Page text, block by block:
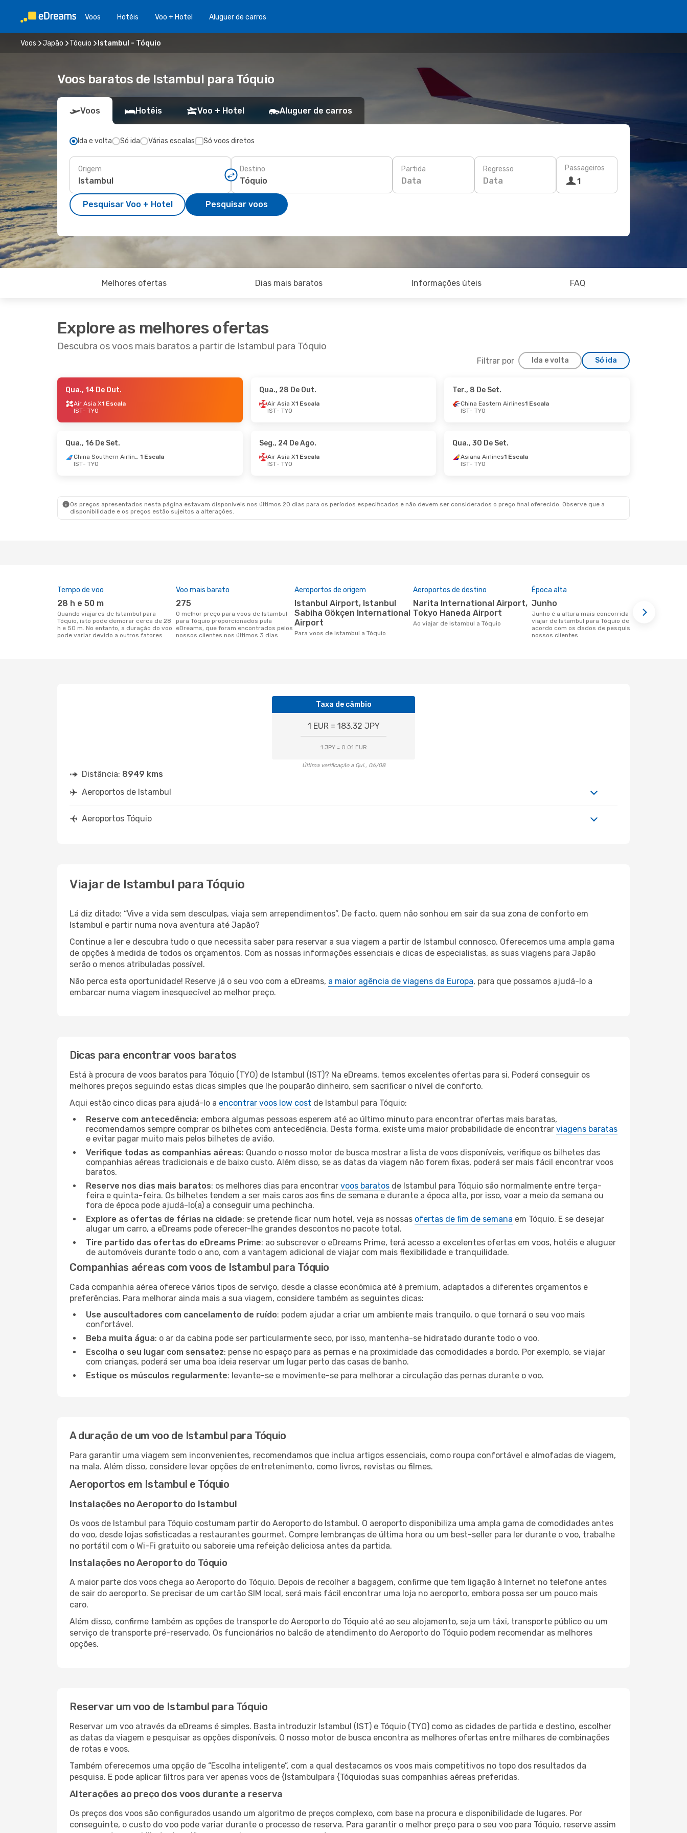
Voos Hotéis Voo + Hotel Aluguer de carros
Voos Japão Tóquio Istambul - Tóquio
Voos baratos de Istambul para Tóquio
Voos Hotéis Voo + Hotel Aluguer de carros
Ida e volta Só ida Várias escalas Só voos diretos
Origem Destino Partida
Data
Regresso
Data
Passageiros
1
Pesquisar Voo + Hotel Pesquisar voos
Melhores ofertas Dias mais baratos Informações úteis FAQ
Explore as melhores ofertas
Descubra os voos mais baratos a partir de Istambul para Tóquio
Filtrar por Ida e volta Só ida
- Ter., 8 De Set.
1 Escala
- Sáb., 24 De Out.
Thai Airways International 1 Escala
Qua., 14 De Out.
Air Asia X1 Escala
IST- TYO
Qua., 28 De Out.
Air Asia X1 Escala
IST- TYO
Ter., 8 De Set.
China Eastern Airlines1 Escala
IST- TYO
Qua., 16 De Set.
China Southern Airlines 1 Escala
IST- TYO
Seg., 24 De Ago.
Air Asia X1 Escala
IST- TYO
Qua., 30 De Set.
Asiana Airlines1 Escala
IST- TYO
Os preços apresentados nesta página estavam disponíveis nos últimos 20 dias para os períodos especificados e não devem ser considerados o preço final oferecido. Observe que a
disponibilidade e os preços estão sujeitos a alterações.
Tempo de voo
28 h e 50 m
Quando viajares de Istambul para
Tóquio, isto pode demorar cerca de 28
h e 50 m. No entanto, a duração do voo
pode variar devido a outros fatores
Voo mais barato
275
O melhor preço para voos de Istambul
para Tóquio proporcionados pela
eDreams, que foram encontrados pelos
nossos clientes nos últimos 3 dias
Aeroportos de origem
Istanbul Airport, Istanbul
Sabiha Gökçen International
Airport
Para voos de Istambul a Tóquio
Aeroportos de destino
Narita International Airport,
Tokyo Haneda Airport
Ao viajar de Istambul a Tóquio
Época alta
junho
junho é a altura mais concorrida para
viajar de Istambul para Tóquio de
acordo com os dados de pesquisa dos
nossos clientes
Taxa de câmbio
1 EUR = 183.32 JPY
1 JPY = 0.01 EUR
Última verificação a Qui., 06/08
Distância: 8949 kms
Aeroportos de Istambul
Aeroportos Tóquio
Viajar de Istambul para Tóquio
Lá diz ditado: “Vive a vida sem desculpas, viaja sem arrependimentos”. De facto, quem não sonhou em sair da sua zona de conforto em
Istambul e partir numa nova aventura até Japão?
Continue a ler e descubra tudo o que necessita saber para reservar a sua viagem a partir de Istambul connosco. Oferecemos uma ampla gama
de opções à medida de todos os orçamentos. Com as nossas informações essenciais e dicas de especialistas, as suas viagens para Japão
serão o menos atribuladas possível.
Não perca esta oportunidade! Reserve já o seu voo com a eDreams, a maior agência de viagens da Europa, para que possamos ajudá-lo a
embarcar numa viagem inesquecível ao melhor preço.
Dicas para encontrar voos baratos
Está à procura de voos baratos para Tóquio (TYO) de Istambul (IST)? Na eDreams, temos excelentes ofertas para si. Poderá conseguir os
melhores preços seguindo estas dicas simples que lhe pouparão dinheiro, sem sacrificar o nível de conforto.
Aqui estão cinco dicas para ajudá-lo a encontrar voos low cost de Istambul para Tóquio:
Reserve com antecedência: embora algumas pessoas esperem até ao último minuto para encontrar ofertas mais baratas,
recomendamos sempre comprar os bilhetes com antecedência. Desta forma, existe uma maior probabilidade de encontrar viagens baratas
e evitar pagar muito mais pelos bilhetes de avião.
Verifique todas as companhias aéreas: Quando o nosso motor de busca mostrar a lista de voos disponíveis, verifique os bilhetes das
companhias aéreas tradicionais e de baixo custo. Além disso, se as datas da viagem não forem fixas, poderá ser mais fácil encontrar voos
baratos.
Reserve nos dias mais baratos: os melhores dias para encontrar voos baratos de Istambul para Tóquio são normalmente entre terça-
feira e quinta-feira. Os bilhetes tendem a ser mais caros aos fins de semana e durante a época alta, por isso, voar a meio da semana ou
fora de época pode ajudá-lo(a) a conseguir uma pechincha.
Explore as ofertas de férias na cidade: se pretende ficar num hotel, veja as nossas ofertas de fim de semana em Tóquio. E se desejar
alugar um carro, a eDreams pode oferecer-lhe grandes descontos no pacote total.
Tire partido das ofertas do eDreams Prime: ao subscrever o eDreams Prime, terá acesso a excelentes ofertas em voos, hotéis e aluguer
de automóveis durante todo o ano, com a vantagem adicional de viajar com mais flexibilidade e tranquilidade.
Companhias aéreas com voos de Istambul para Tóquio
Cada companhia aérea oferece vários tipos de serviço, desde a classe económica até à premium, adaptados a diferentes orçamentos e
preferências. Para melhorar ainda mais a sua viagem, considere também as seguintes dicas:
Use auscultadores com cancelamento de ruído: podem ajudar a criar um ambiente mais tranquilo, o que tornará o seu voo mais
confortável.
Beba muita água: o ar da cabina pode ser particularmente seco, por isso, mantenha-se hidratado durante todo o voo.
Escolha o seu lugar com sensatez: pense no espaço para as pernas e na proximidade das comodidades a bordo. Por exemplo, se viajar
com crianças, poderá ser uma boa ideia reservar um lugar perto das casas de banho.
Estique os músculos regularmente: levante-se e movimente-se para melhorar a circulação das pernas durante o voo.
A duração de um voo de Istambul para Tóquio
Para garantir uma viagem sem inconvenientes, recomendamos que inclua artigos essenciais, como roupa confortável e almofadas de viagem,
na mala. Além disso, considere levar opções de entretenimento, como livros, revistas ou filmes.
Aeroportos em Istambul e Tóquio
Instalações no Aeroporto do Istambul
Os voos de Istambul para Tóquio costumam partir do Aeroporto do Istambul. O aeroporto disponibiliza uma ampla gama de comodidades antes
do voo, desde lojas sofisticadas a restaurantes gourmet. Compre lembranças de última hora ou um best-seller para ler durante o voo, trabalhe
no portátil com o Wi-Fi gratuito ou saboreie uma refeição deliciosa antes da partida.
Instalações no Aeroporto do Tóquio
A maior parte dos voos chega ao Aeroporto do Tóquio. Depois de recolher a bagagem, confirme que tem ligação à Internet no telefone antes
de sair do aeroporto. Se precisar de um cartão SIM local, será mais fácil encontrar uma loja no aeroporto, embora possa ser um pouco mais
caro.
Além disso, confirme também as opções de transporte do Aeroporto do Tóquio até ao seu alojamento, seja um táxi, transporte público ou um
serviço de transporte pré-reservado. Os funcionários no balcão de atendimento do Aeroporto do Tóquio podem recomendar as melhores
opções.
Reservar um voo de Istambul para Tóquio
Reservar um voo através da eDreams é simples. Basta introduzir Istambul (IST) e Tóquio (TYO) como as cidades de partida e destino, escolher
as datas da viagem e pesquisar as opções disponíveis. O nosso motor de busca encontra as melhores ofertas entre milhares de combinações
de rotas e voos.
Também oferecemos uma opção de “Escolha inteligente”, com a qual destacamos os voos mais competitivos no topo dos resultados da
pesquisa. E pode aplicar filtros para ver apenas voos de {Istambulpara {Tóquiodas suas companhias aéreas preferidas.
Alterações ao preço dos voos durante a reserva
Os preços dos voos são configurados usando um algoritmo de preços complexo, com base na procura e disponibilidade de lugares. Por
conseguinte, o custo do voo pode variar durante o processo de reserva. Para garantir o melhor preço para o seu voo para Tóquio, reserve assim